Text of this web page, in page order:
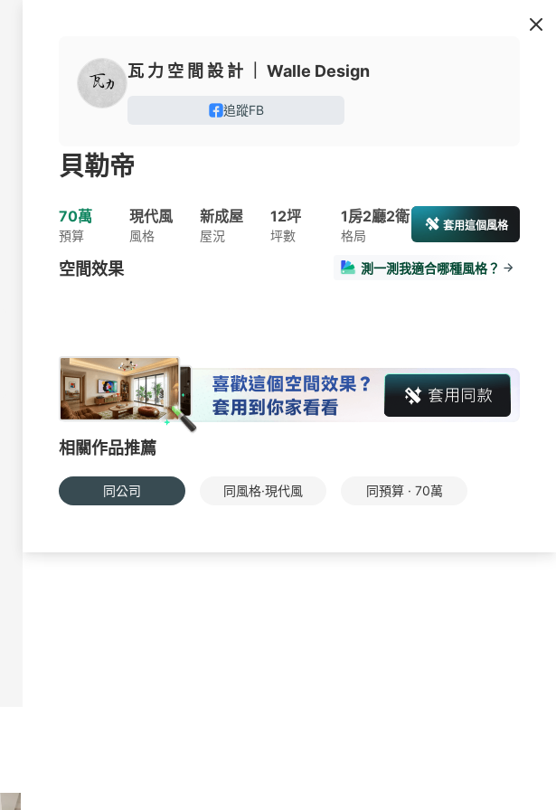
瓦 力 空 間 設 計 ｜ Walle Design
追蹤FB
貝勒帝
70萬
預算
現代風
風格
新成屋
屋況
12坪
坪數
1房2廳2衛
格局
套用這個風格
空間效果 測一測我適合哪種風格？
相關作品推薦
同公司 同風格·現代風 同預算 · 70萬